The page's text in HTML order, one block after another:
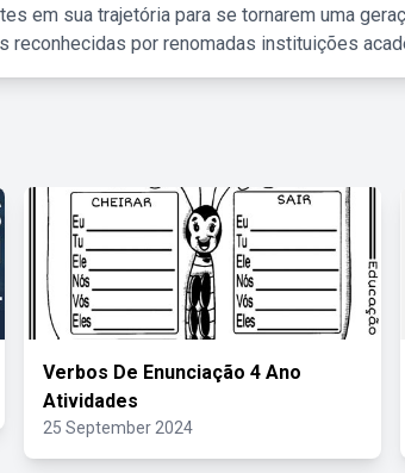
em sua trajetória para se tornarem uma
reconhecidas por renomadas instituições
Verbos De Enunciação 4 Ano
Atividades
25 September 2024